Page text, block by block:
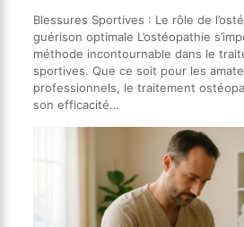
Blessures Sportives : Le rôle de
guérison optimale L’ostéopathie
méthode incontournable dans le
sportives. Que ce soit pour les
professionnels, le traitement
son efficacité…